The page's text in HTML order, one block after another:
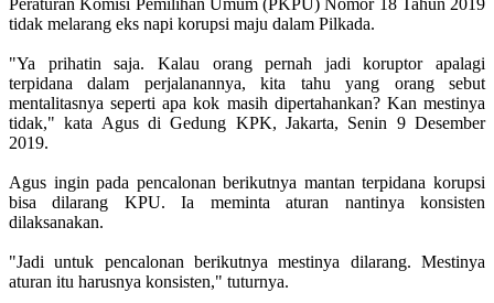
tidak melarang eks napi korupsi maju dalam Pilkada.
"Ya prihatin saja. Kalau orang pernah jadi koruptor apalagi
terpidana dalam perjalanannya, kita tahu yang orang sebut
mentalitasnya seperti apa kok masih dipertahankan? Kan mestinya
tidak," kata Agus di Gedung KPK, Jakarta, Senin 9 Desember
2019.
Agus ingin pada pencalonan berikutnya mantan terpidana korupsi
bisa dilarang KPU. Ia meminta aturan nantinya konsisten
dilaksanakan.
"Jadi untuk pencalonan berikutnya mestinya dilarang. Mestinya
aturan itu harusnya konsisten," tuturnya.